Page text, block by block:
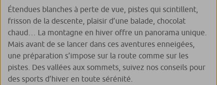
Étendues blanches à perte de vue, pistes qui scintillent,
frisson de la descente, plaisir d’une balade, chocolat
chaud… La montagne en hiver offre un panorama unique.
Mais avant de se lancer dans ces aventures enneigées,
une préparation s’impose sur la route comme sur les
pistes. Des vallées aux sommets, suivez nos conseils pour
des sports d’hiver en toute sérénité.